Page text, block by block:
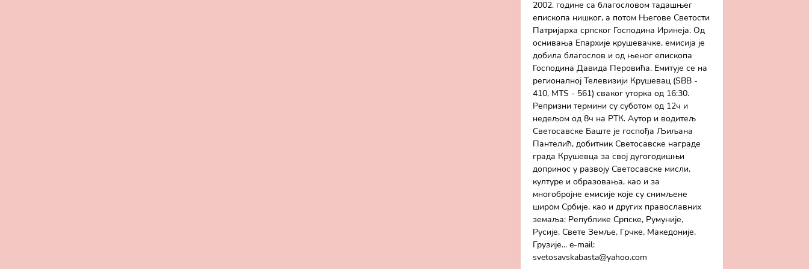
2002. године са благословом тадашњег
епископа нишког, а потом Његове Светости
Патријарха српског Господина Иринеја. Од
оснивања Епархије крушевачке, емисија је
добила благослов и од њеног епископа
Господина Давида Перовића. Емитује се на
регионалној Телевизији Крушевац (SBB -
410, MTS - 561) сваког уторка од 16:30.
Репризни термини су суботом од 12ч и
недељом од 8ч на РТК. Аутор и водитељ
Светосавске Баште је госпођа Љиљана
Пантелић, добитник Светосавске награде
града Крушевца за свој дугогодишњи
допринос у развоју Светосавске мисли,
културе и образовања, као и за
многобројне емисије које су снимљене
широм Србије, као и других православних
земаља: Републике Српске, Румуније,
Русије, Свете Земље, Грчке, Македоније,
Грузије... e-mail:
svetosavskabasta@yahoo.com